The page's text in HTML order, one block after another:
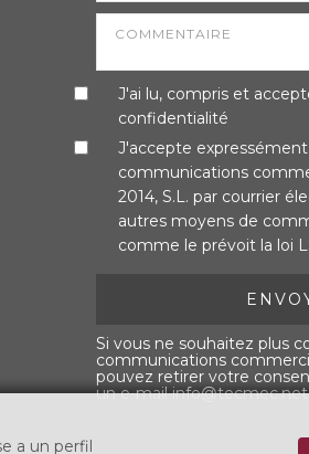
J'ai lu, compris et
confidentialité
J'accepte
communications
2014, S.L. par courrier
autres moyens de
comme le prévoit la loi
Si vous ne souhaitez plus
communications
pouvez retirer votre
un e-mailinfo@tecmec.net
a un perfil